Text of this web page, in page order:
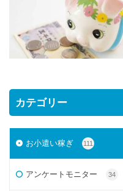
カテゴリー
お小遣い稼ぎ 111
アンケートモニター 34